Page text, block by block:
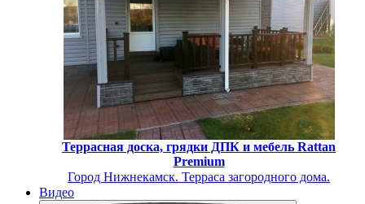
Террасная доска, грядки ДПК и мебель Rattan
Premium
Город Нижнекамск. Терраса загородного дома.
Видео